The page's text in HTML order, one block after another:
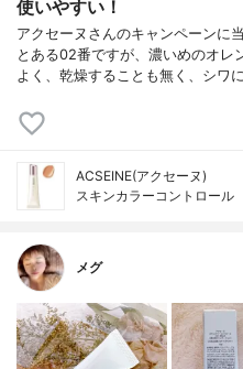
使いやすい！
アクセーヌさんのキャンペーンに
とある02番ですが、濃いめのオレ
よく、乾燥することも無く、シワ
ACSEINE(アクセーヌ)
スキンカラーコントロール
メグ